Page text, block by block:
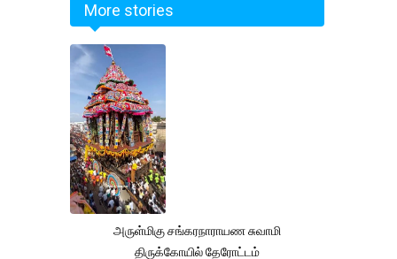
More stories
அருள்மிகு சங்கரநாராயண சுவாமி
திருக்கோயில் தேரோட்டம்